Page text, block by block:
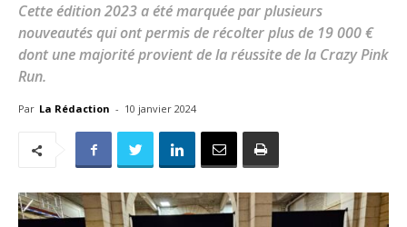
Cette édition 2023 a été marquée par plusieurs
nouveautés qui ont permis de récolter plus de 19 000 €
dont une majorité provient de la réussite de la Crazy Pink
Run.
Par La Rédaction - 10 janvier 2024